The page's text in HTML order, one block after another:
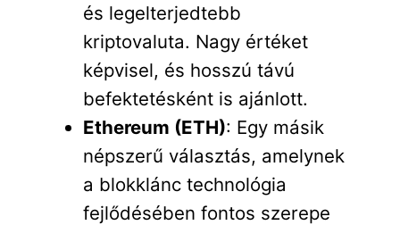
és legelterjedtebb
kriptovaluta. Nagy értéket
képvisel, és hosszú távú
befektetésként is ajánlott.
Ethereum (ETH): Egy másik
népszerű választás, amelynek
a blokklánc technológia
fejlődésében fontos szerepe